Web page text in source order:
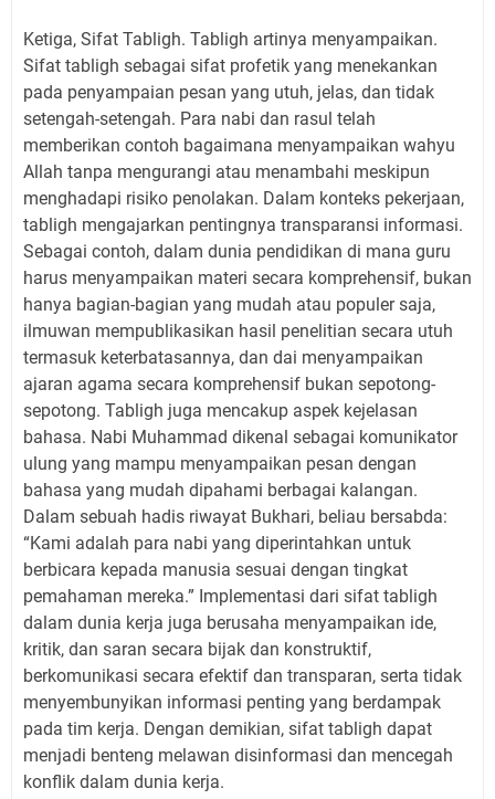
Ketiga, Sifat Tabligh. Tabligh artinya menyampaikan.
Sifat tabligh sebagai sifat profetik yang menekankan
pada penyampaian pesan yang utuh, jelas, dan tidak
setengah-setengah. Para nabi dan rasul telah
memberikan contoh bagaimana menyampaikan wahyu
Allah tanpa mengurangi atau menambahi meskipun
menghadapi risiko penolakan. Dalam konteks pekerjaan,
tabligh mengajarkan pentingnya transparansi informasi.
Sebagai contoh, dalam dunia pendidikan di mana guru
harus menyampaikan materi secara komprehensif, bukan
hanya bagian-bagian yang mudah atau populer saja,
ilmuwan mempublikasikan hasil penelitian secara utuh
termasuk keterbatasannya, dan dai menyampaikan
ajaran agama secara komprehensif bukan sepotong-
sepotong. Tabligh juga mencakup aspek kejelasan
bahasa. Nabi Muhammad dikenal sebagai komunikator
ulung yang mampu menyampaikan pesan dengan
bahasa yang mudah dipahami berbagai kalangan.
Dalam sebuah hadis riwayat Bukhari, beliau bersabda:
“Kami adalah para nabi yang diperintahkan untuk
berbicara kepada manusia sesuai dengan tingkat
pemahaman mereka.” Implementasi dari sifat tabligh
dalam dunia kerja juga berusaha menyampaikan ide,
kritik, dan saran secara bijak dan konstruktif,
berkomunikasi secara efektif dan transparan, serta tidak
menyembunyikan informasi penting yang berdampak
pada tim kerja. Dengan demikian, sifat tabligh dapat
menjadi benteng melawan disinformasi dan mencegah
konflik dalam dunia kerja.